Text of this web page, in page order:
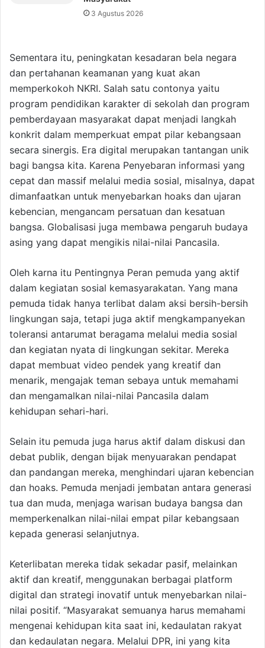
3 Agustus 2026
Sementara itu, peningkatan kesadaran bela negara
dan pertahanan keamanan yang kuat akan
memperkokoh NKRI. Salah satu contonya yaitu
program pendidikan karakter di sekolah dan program
pemberdayaan masyarakat dapat menjadi langkah
konkrit dalam memperkuat empat pilar kebangsaan
secara sinergis. Era digital merupakan tantangan unik
bagi bangsa kita. Karena Penyebaran informasi yang
cepat dan massif melalui media sosial, misalnya, dapat
dimanfaatkan untuk menyebarkan hoaks dan ujaran
kebencian, mengancam persatuan dan kesatuan
bangsa. Globalisasi juga membawa pengaruh budaya
asing yang dapat mengikis nilai-nilai Pancasila.
Oleh karna itu Pentingnya Peran pemuda yang aktif
dalam kegiatan sosial kemasyarakatan. Yang mana
pemuda tidak hanya terlibat dalam aksi bersih-bersih
lingkungan saja, tetapi juga aktif mengkampanyekan
toleransi antarumat beragama melalui media sosial
dan kegiatan nyata di lingkungan sekitar. Mereka
dapat membuat video pendek yang kreatif dan
menarik, mengajak teman sebaya untuk memahami
dan mengamalkan nilai-nilai Pancasila dalam
kehidupan sehari-hari.
Selain itu pemuda juga harus aktif dalam diskusi dan
debat publik, dengan bijak menyuarakan pendapat
dan pandangan mereka, menghindari ujaran kebencian
dan hoaks. Pemuda menjadi jembatan antara generasi
tua dan muda, menjaga warisan budaya bangsa dan
memperkenalkan nilai-nilai empat pilar kebangsaan
kepada generasi selanjutnya.
Keterlibatan mereka tidak sekadar pasif, melainkan
aktif dan kreatif, menggunakan berbagai platform
digital dan strategi inovatif untuk menyebarkan nilai-
nilai positif. “Masyarakat semuanya harus memahami
mengenai kehidupan kita saat ini, kedaulatan rakyat
dan kedaulatan negara. Melalui DPR, ini yang kita